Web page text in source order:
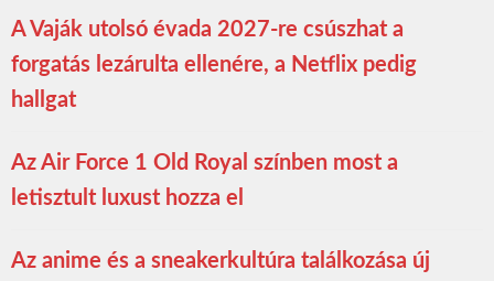
A Vaják utolsó évada 2027-re csúszhat a
forgatás lezárulta ellenére, a Netflix pedig
hallgat
Az Air Force 1 Old Royal színben most a
letisztult luxust hozza el
Az anime és a sneakerkultúra találkozása új